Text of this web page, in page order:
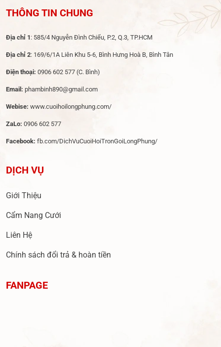
THÔNG TIN CHUNG
Địa chỉ 1 : 585/4 Nguyễn Đình Chiểu, P.2, Q.3, TP.HCM
Địa chỉ 2: 169/6/1A Liên Khu 5-6, Bình Hưng Hoà B, Bình Tân
Điện thoại: 0906 602 577 (C. Bình)
Email: phambinh890@gmail.com
Webise: www.cuoihoilongphung.com/
ZaLo: 0906 602 577
Facebook: fb.com/DichVuCuoiHoiTronGoiLongPhung/
DỊCH VỤ
Giới Thiệu
Cẩm Nang Cưới
Liên Hệ
Chính sách đổi trả & hoàn tiền
FANPAGE